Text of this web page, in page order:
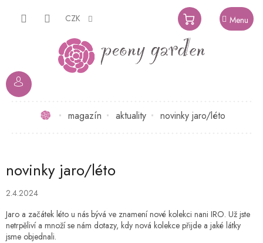
CZK
NÁKUPNÍ
KOŠÍK
Domůmagazín aktuality novinky jaro/léto
novinky jaro/léto
2.4.2024
Jaro a začátek léto u nás bývá ve znamení nové kolekci nani IRO. Už jste
netrpěliví a množí se nám dotazy, kdy nová kolekce přijde a jaké látky
jsme objednali.